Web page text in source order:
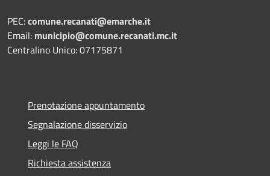
PEC:comune.recanati@emarche.it
Email: municipio@comune.recanati.mc.it
Centralino Unico: 07175871
Prenotazione appuntamento
Segnalazione disservizio
Leggi le FAQ
Richiesta assistenza